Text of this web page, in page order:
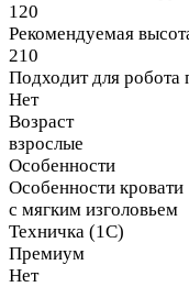
120
Рекомендуемая
210
Подходит для робота
Нет
Возраст
взрослые
Особенности
Особенности кровати
с мягким изголовьем
Техничка (1С)
Премиум
Нет